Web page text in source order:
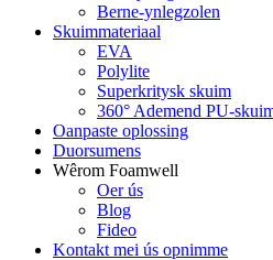
Berne-ynlegzolen
Skuimmateriaal
EVA
Polylite
Superkritysk skuim
360° Ademend PU-
Oanpaste oplossing
Duorsumens
Wêrom Foamwell
Oer ús
Blog
Fideo
Kontakt mei ús opnimme